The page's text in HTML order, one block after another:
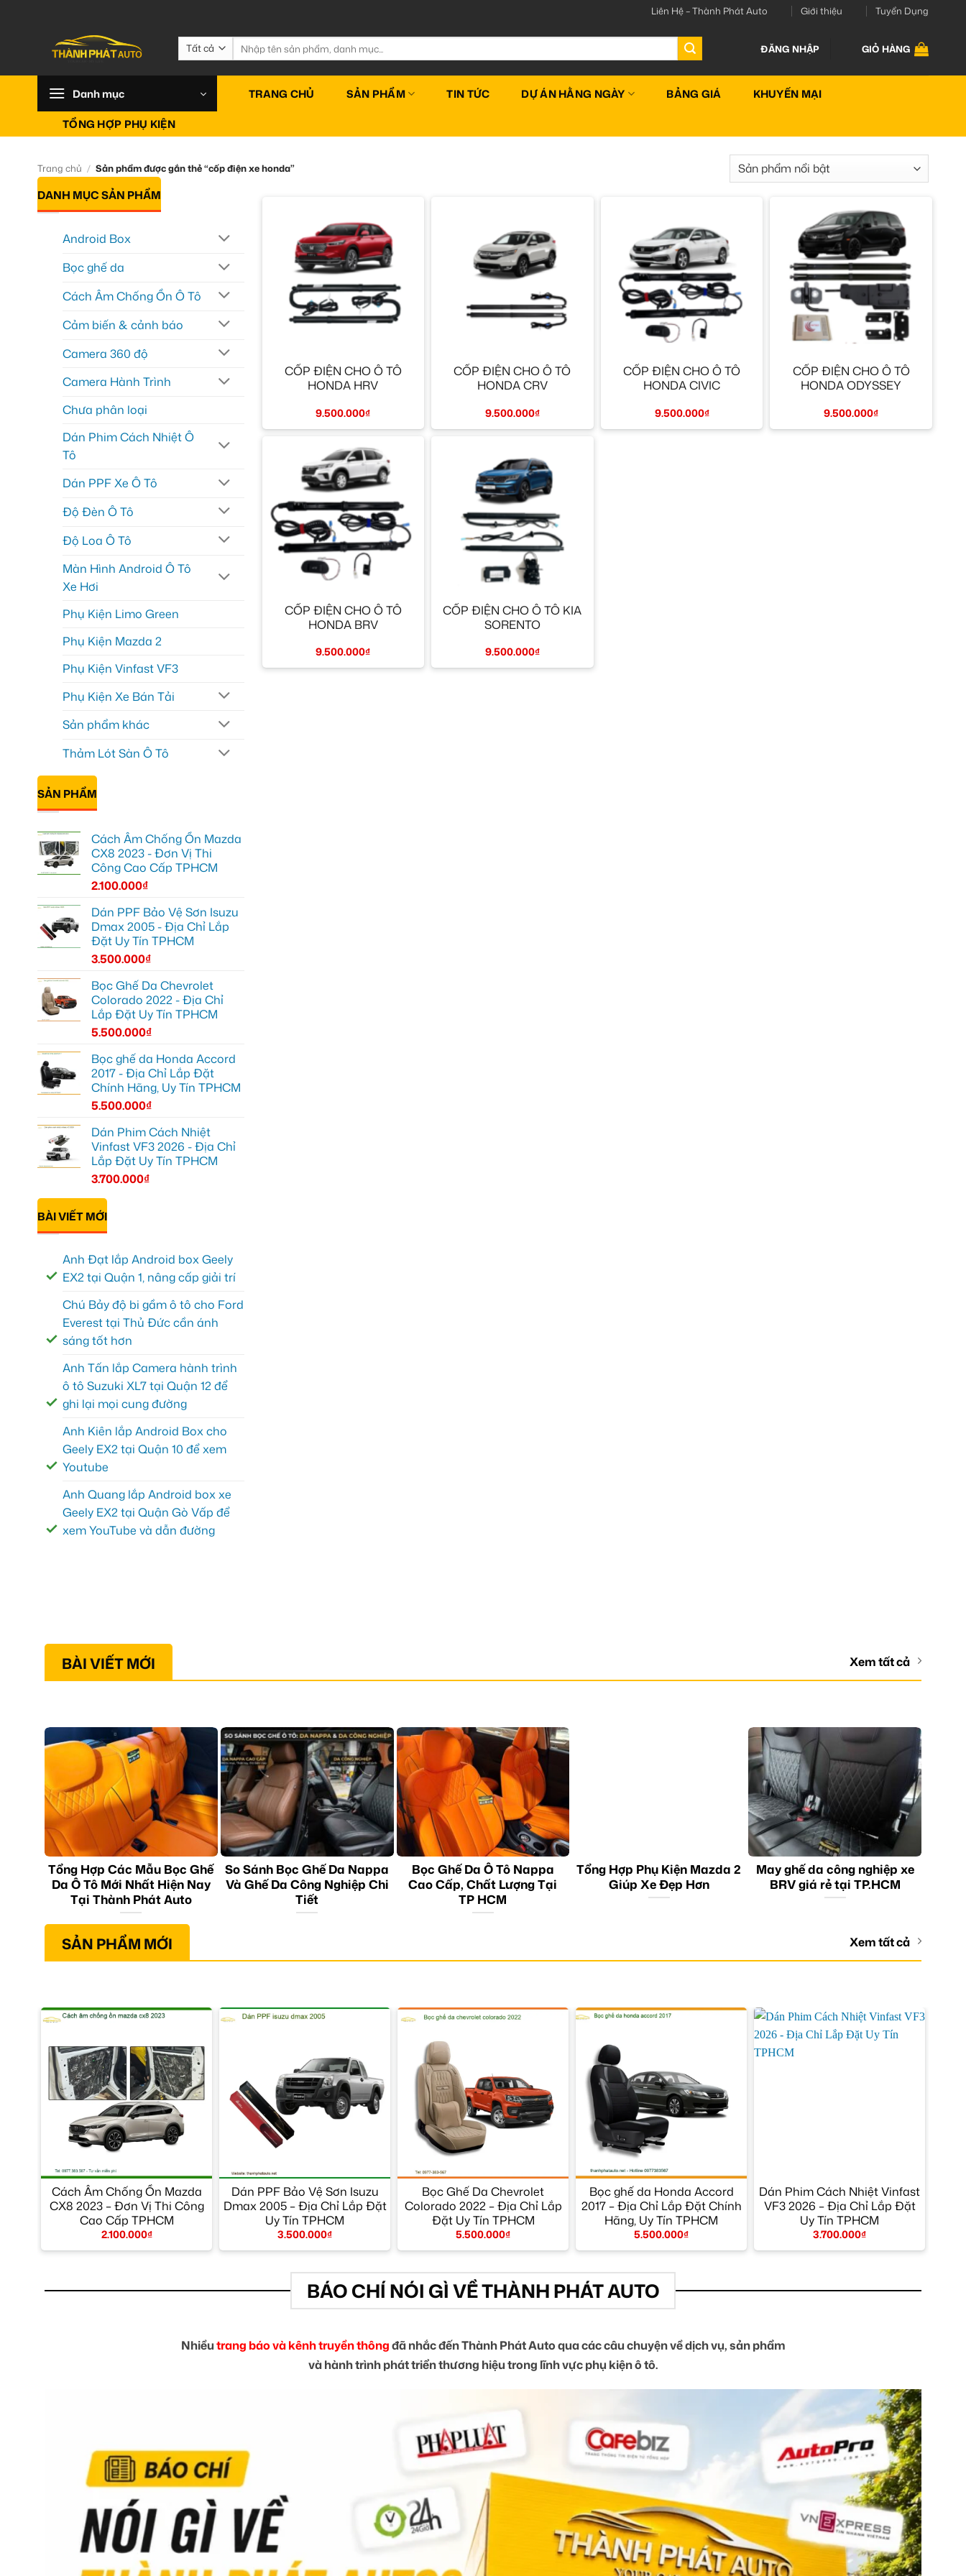
Liên Hệ – Thành Phát Auto Giới thiệu Tuyển Dụng
Tìm
kiếm:
ĐĂNG NHẬP GIỎ HÀNG
Danh mục TRANG CHỦ SẢN PHẨM TIN TỨC DỰ ÁN HẰNG NGÀY BẢNG GIÁ KHUYẾN MẠI
TỔNG HỢP PHỤ KIỆN
Trang chủ / Sản phẩm được gắn thẻ “cốp điện xe honda”
DANH MỤC SẢN PHẨM
Android Box
Bọc ghế da
Cách Âm Chống Ồn Ô Tô
Cảm biến & cảnh báo
Camera 360 độ
Camera Hành Trình
Chưa phân loại
Dán Phim Cách Nhiệt Ô
Tô
Dán PPF Xe Ô Tô
Độ Đèn Ô Tô
Độ Loa Ô Tô
Màn Hình Android Ô Tô
Xe Hơi
Phụ Kiện Limo Green
Phụ Kiện Mazda 2
Phụ Kiện Vinfast VF3
Phụ Kiện Xe Bán Tải
Sản phẩm khác
Thảm Lót Sàn Ô Tô
SẢN PHẨM
Cách Âm Chống Ồn Mazda
CX8 2023 - Đơn Vị Thi
Công Cao Cấp TPHCM
2.100.000₫
Dán PPF Bảo Vệ Sơn Isuzu
Dmax 2005 - Địa Chỉ Lắp
Đặt Uy Tín TPHCM
3.500.000₫
Bọc Ghế Da Chevrolet
Colorado 2022 - Địa Chỉ
Lắp Đặt Uy Tín TPHCM
5.500.000₫
Bọc ghế da Honda Accord
2017 - Địa Chỉ Lắp Đặt
Chính Hãng, Uy Tín TPHCM
5.500.000₫
Dán Phim Cách Nhiệt
Vinfast VF3 2026 - Địa Chỉ
Lắp Đặt Uy Tín TPHCM
3.700.000₫
BÀI VIẾT MỚI
Anh Đạt lắp Android box Geely
EX2 tại Quận 1, nâng cấp giải trí
Chú Bảy độ bi gầm ô tô cho Ford
Everest tại Thủ Đức cần ánh
sáng tốt hơn
Anh Tấn lắp Camera hành trình
ô tô Suzuki XL7 tại Quận 12 để
ghi lại mọi cung đường
Anh Kiên lắp Android Box cho
Geely EX2 tại Quận 10 để xem
Youtube
Anh Quang lắp Android box xe
Geely EX2 tại Quận Gò Vấp để
xem YouTube và dẫn đường
CỐP ĐIỆN CHO Ô TÔ
HONDA HRV
9.500.000₫
CỐP ĐIỆN CHO Ô TÔ
HONDA CRV
9.500.000₫
CỐP ĐIỆN CHO Ô TÔ
HONDA CIVIC
9.500.000₫
CỐP ĐIỆN CHO Ô TÔ
HONDA ODYSSEY
9.500.000₫
CỐP ĐIỆN CHO Ô TÔ
HONDA BRV
9.500.000₫
CỐP ĐIỆN CHO Ô TÔ KIA
SORENTO
9.500.000₫
BÀI VIẾT MỚI Xem tất cả
Tổng Hợp Các Mẫu Bọc Ghế
Da Ô Tô Mới Nhất Hiện Nay
Tại Thành Phát Auto
So Sánh Bọc Ghế Da Nappa
Và Ghế Da Công Nghiệp Chi
Tiết
Bọc Ghế Da Ô Tô Nappa
Cao Cấp, Chất Lượng Tại
TP HCM
Tổng Hợp Phụ Kiện Mazda 2
Giúp Xe Đẹp Hơn
May ghế da công nghiệp xe
BRV giá rẻ tại TP.HCM
SẢN PHẨM MỚI Xem tất cả
Cách Âm Chống Ồn Mazda
CX8 2023 – Đơn Vị Thi Công
Cao Cấp TPHCM
2.100.000₫
Dán PPF Bảo Vệ Sơn Isuzu
Dmax 2005 – Địa Chỉ Lắp Đặt
Uy Tín TPHCM
3.500.000₫
Bọc Ghế Da Chevrolet
Colorado 2022 – Địa Chỉ Lắp
Đặt Uy Tín TPHCM
5.500.000₫
Bọc ghế da Honda Accord
2017 – Địa Chỉ Lắp Đặt Chính
Hãng, Uy Tín TPHCM
5.500.000₫
Dán Phim Cách Nhiệt Vinfast
VF3 2026 – Địa Chỉ Lắp Đặt
Uy Tín TPHCM
3.700.000₫
BÁO CHÍ NÓI GÌ VỀ THÀNH PHÁT AUTO
Nhiềutrang báo và kênh truyền thôngđã nhắc đến Thành Phát Auto qua các câu chuyện về dịch vụ, sản phẩm
và hành trình phát triển thương hiệu trong lĩnh vực phụ kiện ô tô.